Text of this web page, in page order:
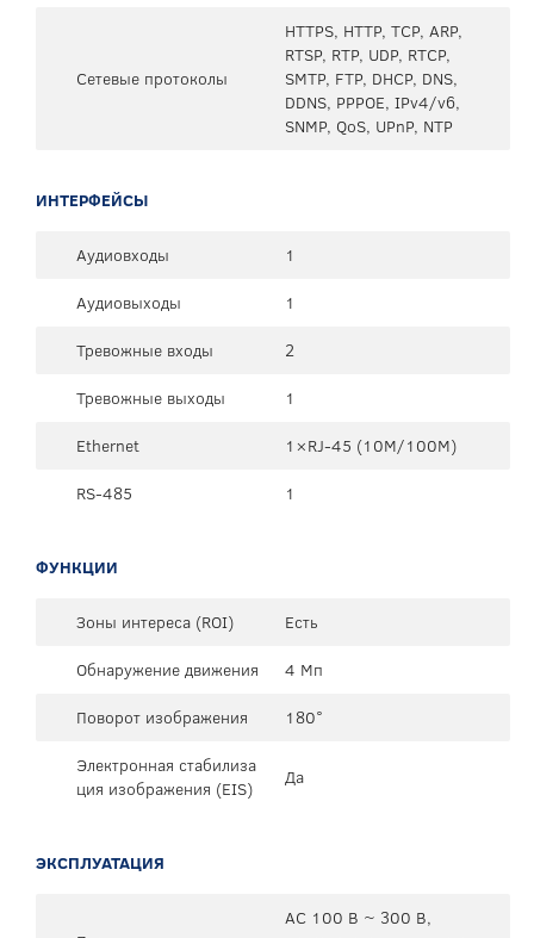
Сетевые протоколы
HTTPS, HTTP, TCP, ARP,
RTSP, RTP, UDP, RTCP,
SMTP, FTP, DHCP, DNS,
DDNS, PPPOE, IPv4/v6,
SNMP, QoS, UPnP, NTP
ИНТЕРФЕЙСЫ
Аудиовходы
1
Аудиовыходы
1
Тревожные входы
2
Тревожные выходы
1
Ethernet
1×RJ-45 (10М/100М)
RS-485
1
ФУНКЦИИ
Зоны интереса (ROI)
Есть
Обнаружение движения
4 Мп
Поворот изображения
180°
Электронная стабилиза
ция изображения (EIS)
Да
ЭКСПЛУАТАЦИЯ
AC 100 В ~ 300 В,